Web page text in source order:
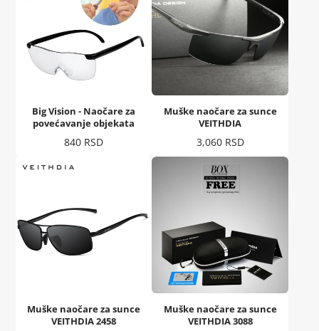
Big Vision - Naočare za
povećavanje objekata
Cena
840 RSD
Muške naočare za sunce
VEITHDIA
Cena
3,060 RSD
Muške naočare za sunce
VEITHDIA 2458
Muške naočare za sunce
VEITHDIA 3088